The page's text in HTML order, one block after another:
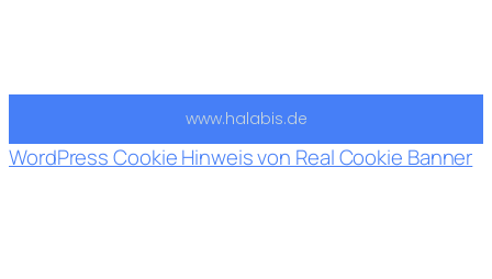
www.halabis.de
WordPress Cookie Hinweis von Real Cookie Banner